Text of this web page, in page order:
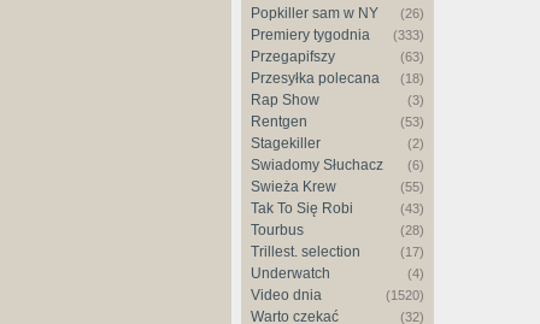
Popkiller sam w NY (26)
Premiery tygodnia (333)
Przegapifszy (63)
Przesyłka polecana (18)
Rap Show (3)
Rentgen (53)
Stagekiller (2)
Świadomy Słuchacz (6)
Świeża Krew (55)
Tak To Się Robi (43)
Tourbus (28)
Trillest. selection (17)
Underwatch (4)
Video dnia (1520)
Warto czekać (32)